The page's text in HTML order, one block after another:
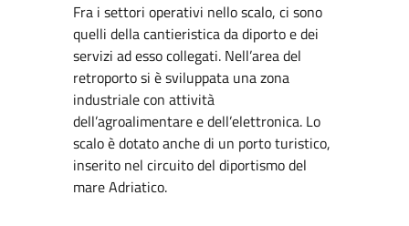
Fra i settori operativi nello scalo, ci sono
quelli della cantieristica da diporto e dei
servizi ad esso collegati. Nell’area del
retroporto si è sviluppata una zona
industriale con attività
dell’agroalimentare e dell’elettronica. Lo
scalo è dotato anche di un porto turistico,
inserito nel circuito del diportismo del
mare Adriatico.